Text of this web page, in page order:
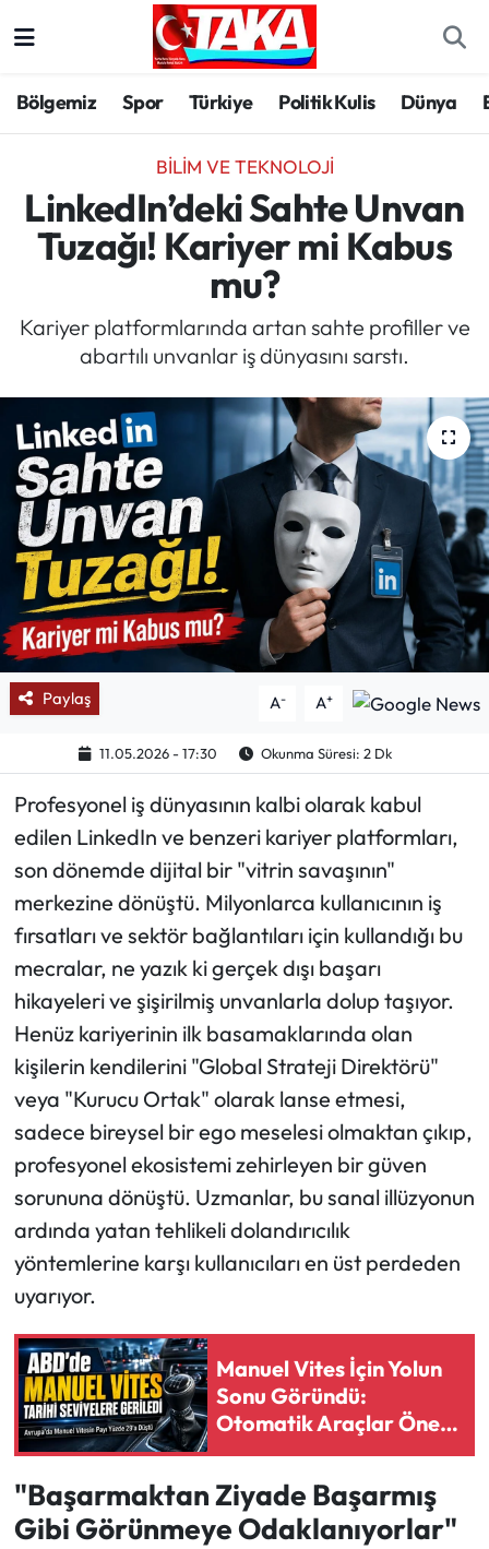
Bölgemiz Spor Türkiye Politik Kulis Dünya
BILIM VE TEKNOLOJI
LinkedIn’deki Sahte Unvan
Tuzağı! Kariyer mi Kabus
mu?
Kariyer platformlarında artan sahte profiller ve
abartılı unvanlar iş dünyasını sarstı.
Paylaş A- A+
11.05.2026 - 17:30 Okunma Süresi: 2 Dk
Profesyonel iş dünyasının kalbi olarak kabul
edilen LinkedIn ve benzeri kariyer platformları,
son dönemde dijital bir "vitrin savaşının"
merkezine dönüştü. Milyonlarca kullanıcının iş
fırsatları ve sektör bağlantıları için kullandığı bu
mecralar, ne yazık ki gerçek dışı başarı
hikayeleri ve şişirilmiş unvanlarla dolup taşıyor.
Henüz kariyerinin ilk basamaklarında olan
kişilerin kendilerini "Global Strateji Direktörü"
veya "Kurucu Ortak" olarak lanse etmesi,
sadece bireysel bir ego meselesi olmaktan çıkıp,
profesyonel ekosistemi zehirleyen bir güven
sorununa dönüştü. Uzmanlar, bu sanal illüzyonun
ardında yatan tehlikeli dolandırıcılık
yöntemlerine karşı kullanıcıları en üst perdeden
uyarıyor.
Manuel Vites İçin Yolun
Sonu Göründü:
Otomatik Araçlar Öne
Çıkıyor
"Başarmaktan Ziyade Başarmış
Gibi Görünmeye Odaklanıyorlar"
Spor
Türkiye
Kültür/Sanat
Politik Kulis
Dünya
Magazin
Mektup Galeri
Röportaj
Manşet
Köşe Yazıları
Karikatür Galeri
BIK
ASTROLOJİ
Spor Yazıları
Mektup Galeri
Ekonomi
Turizm
Teknoloji
Trabzon Hava Durumu
Trabzon Trafik Yoğunluk Haritası
Süper Lig Puan Durumu ve Fikstür
Son Dakika Haberleri
Haber Arşivi